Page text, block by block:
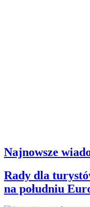
Najnowsze
Rady dla
na południu